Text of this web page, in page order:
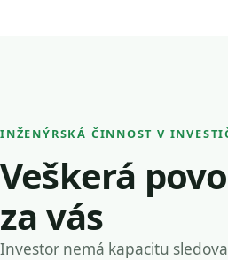
INŽENÝRSKÁ ČINNOST V
Veškerá
za vás
Investor nemá kapacitu